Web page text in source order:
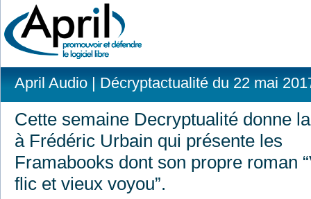
April Audio| Décryptactualité du 22 mai
Cette semaine Decryptualité donne
à Frédéric Urbain qui présente les
Framabooks dont son propre roman
flic et vieux voyou”.